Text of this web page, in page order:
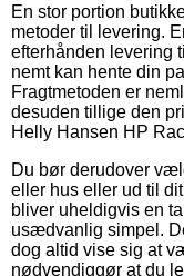
En stor portion
metoder til levering.
efterhånden levering
nemt kan hente din
Fragtmetoden er
desuden tillige den
Helly Hansen HP
Du bør derudover
eller hus eller ud til
bliver uheldigvis en
usædvanlig simpel.
dog altid vise sig at
nødvendiggør at du